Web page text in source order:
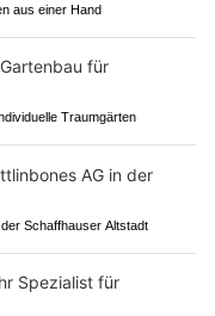
aus einer Hand
Traumgärten
Schaffhauser Altstadt